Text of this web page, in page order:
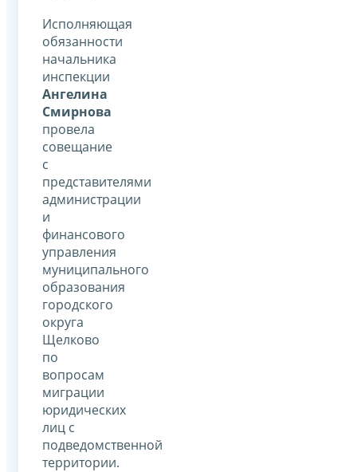
Исполняющая
обязанности
начальника
инспекции
Ангелина
Смирнова
провела
совещание
с
представителями
администрации
и
финансового
управления
муниципального
образования
городского
округа
Щелково
по
вопросам
миграции
юридических
лиц с
подведомственной
территории.